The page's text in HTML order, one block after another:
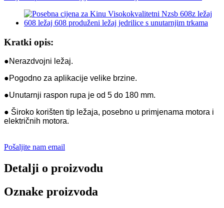
Kratki opis:
●Nerazdvojni ležaj.
●Pogodno za aplikacije velike brzine.
●Unutarnji raspon rupa je od 5 do 180 mm.
● Široko korišten tip ležaja, posebno u primjenama motora i
električnih motora.
Pošaljite nam email
Detalji o proizvodu
Oznake proizvoda